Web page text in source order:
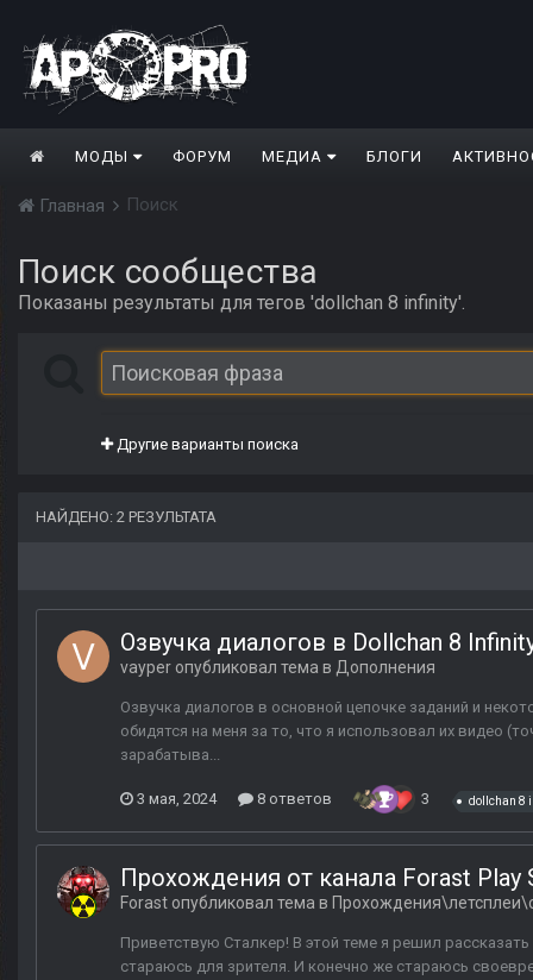
МОДЫ ФОРУМ МЕДИА БЛОГИ
Главная Поиск
Поиск сообщества
Показаны результаты для тегов 'dollchan 8 infinity'.
Другие варианты поиска
НАЙДЕНО: 2 РЕЗУЛЬТАТА
Озвучка диалогов в Dollchan 8
vayper опубликовал тема в Дополнения
Озвучка диалогов в основной цепочке заданий и
обидятся на меня за то, что я использовал их видео
зарабатыва...
3 мая, 2024 8 ответов 3 dollchan 8
Прохождения от канала Forast Play
Forast опубликовал тема в
Приветствую Сталкер! В этой теме я решил
стараюсь для зрителя. И конечно же стараюсь